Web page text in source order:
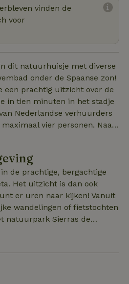
vinden de
voor
dit natuurhuisje met diverse
onder de Spaanse zon!
een prachtig uitzicht over de
in tien minuten in het stadje
Nederlandse verhuurders
vier personen. Naast
het huis (met WiFi!) kun je
het strand! Dit deel van
de ‘Pueblos Blancos’, de
doorheen te slenteren.
Malaga, Granada en Ronda
Waar wacht je nog op?
je graag!
de prachtige, bergachtige
Het uitzicht is dan ook
er uren naar kijken! Vanuit
wandelingen of fietstochten
natuurpark Sierras de
op een steenworp
tussen prachtige
toeristische stranden. En